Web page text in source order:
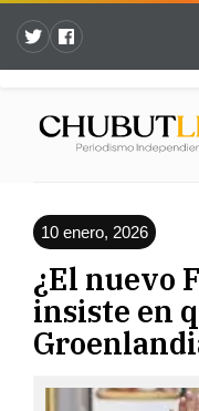
10 enero, 2026
¿El nuevo
insiste en